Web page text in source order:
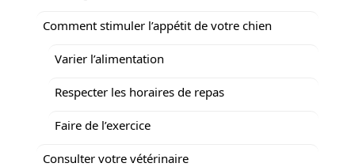
Comment stimuler l’appétit de votre chien
Varier l’alimentation
Respecter les horaires de repas
Faire de l’exercice
Consulter votre vétérinaire